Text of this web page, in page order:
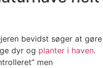
bevidst søger at gøre
dyr og planter i haven.
men